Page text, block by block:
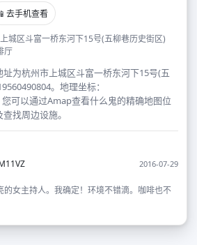
📱 去手机查看
城区斗富一桥东河下15号(五柳巷历史街区)
厅
为杭州市上城区斗富一桥东河下15号(五
。地理坐标：
您可以通过Amap查看什么鬼的精确地图位
找周边设施。
2016-07-29
的女主持人。我确定！环境不错滴。咖啡也不